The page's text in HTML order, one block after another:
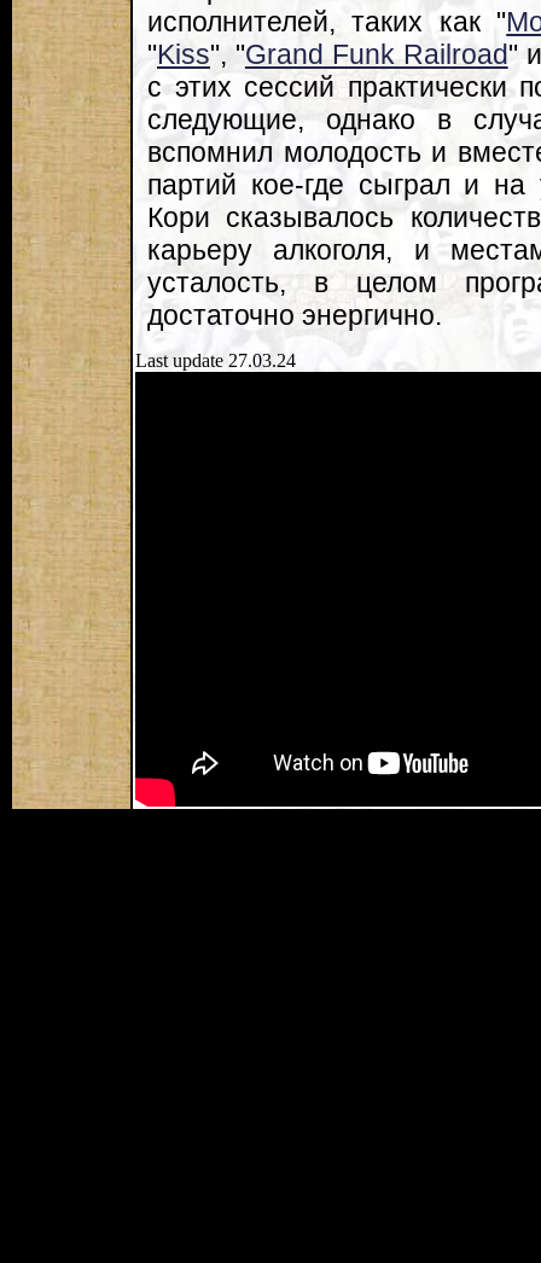
исполнителей, таких как "
"Kiss", "Grand Funk Railroad"
с этих сессий практически
следующие, однако в
вспомнил молодость и
партий кое-где сыграл и
Кори сказывалось
карьеру алкоголя, и
усталость, в целом
достаточно энергично.
Last update 27.03.24